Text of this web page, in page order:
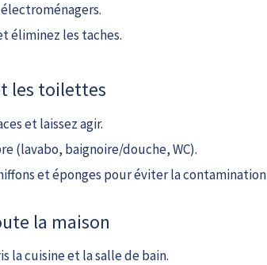
éliminez les taches.
les toilettes
et laissez agir.
(lavabo, baignoire/douche, WC).
et éponges pour éviter la contamination
la maison
la cuisine et la salle de bain.